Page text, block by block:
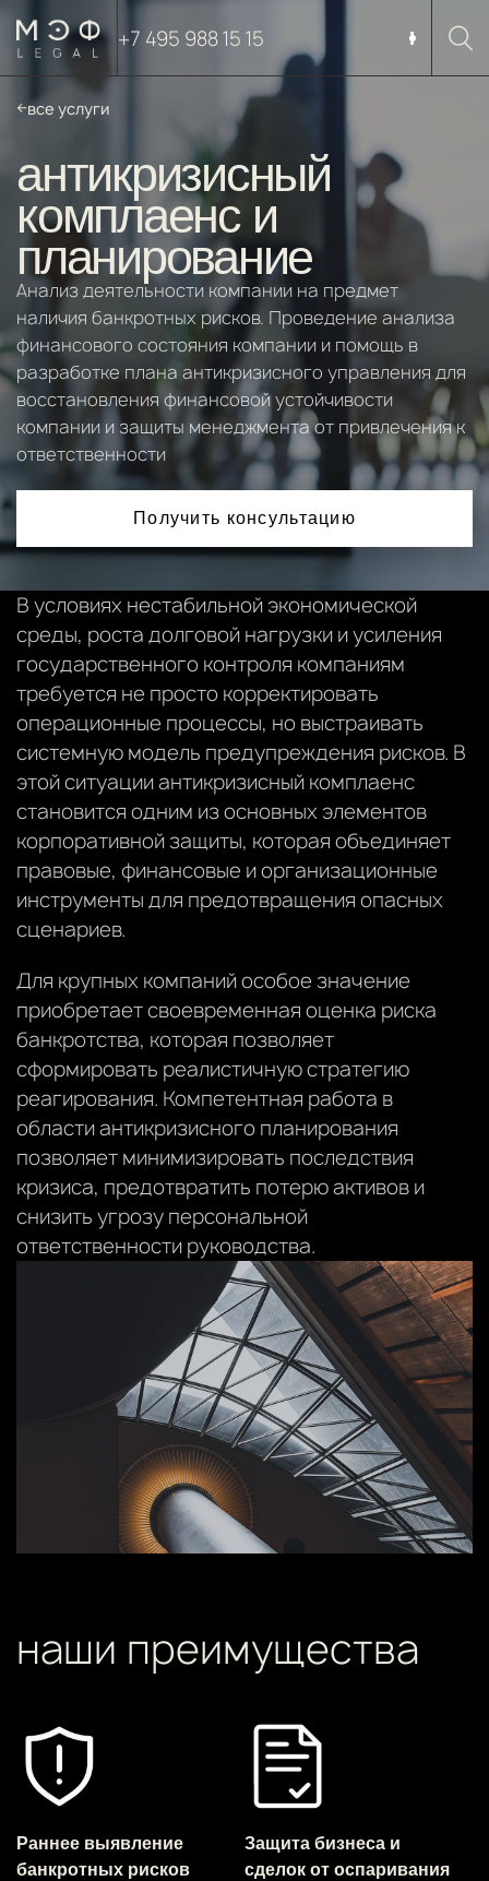
+7 495 988 15 15
все услуги
антикризисный
комплаенс и
планирование
Анализ деятельности компании на предмет
наличия банкротных рисков. Проведение анализа
финансового состояния компании и помощь в
разработке плана антикризисного управления для
восстановления финансовой устойчивости
компании и защиты менеджмента от привлечения к
ответственности
Получить консультацию
В условиях нестабильной экономической
среды, роста долговой нагрузки и усиления
государственного контроля компаниям
требуется не просто корректировать
операционные процессы, но выстраивать
системную модель предупреждения рисков. В
этой ситуации антикризисный комплаенс
становится одним из основных элементов
корпоративной защиты, которая объединяет
правовые, финансовые и организационные
инструменты для предотвращения опасных
сценариев.
Для крупных компаний особое значение
приобретает своевременная оценка риска
банкротства, которая позволяет
сформировать реалистичную стратегию
реагирования. Компетентная работа в
области антикризисного планирования
позволяет минимизировать последствия
кризиса, предотвратить потерю активов и
снизить угрозу персональной
ответственности руководства.
наши преимущества
Раннее выявление
банкротных рисков
Защита бизнеса и
сделок от оспаривания